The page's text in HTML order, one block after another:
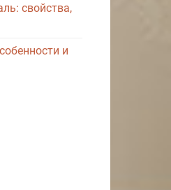
свойства,
и